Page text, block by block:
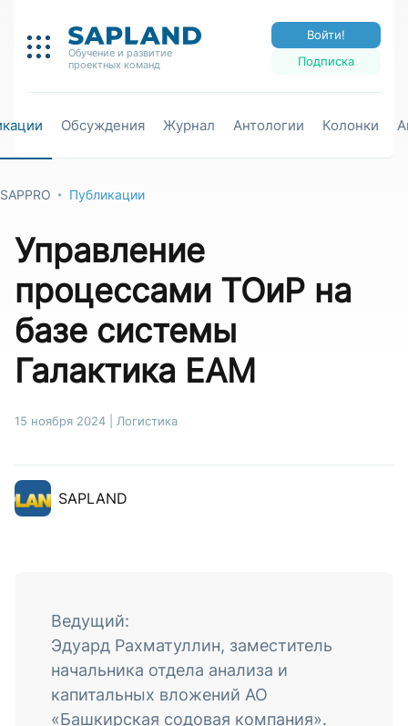
Обучение и развитие
проектных команд
Подписка
Войти!
Обсуждения Журнал Антологии Колонки
SAPPRO Публикации
Управление
процессами ТОиР на
базе системы
Галактика ЕАМ
15 ноября 2024 Логистика
SAPLAND
Ведущий:
Эдуард Рахматуллин, заместитель
начальника отдела анализа и
капитальных вложений АО
«Башкирская содовая компания».